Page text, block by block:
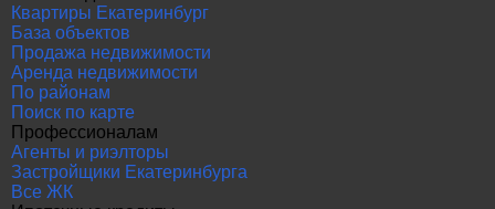
Квартиры Екатеринбург
База объектов
Продажа недвижимости
Аренда недвижимости
По районам
Поиск по карте
Профессионалам
Агенты и риэлторы
Застройщики Екатеринбурга
Все ЖК